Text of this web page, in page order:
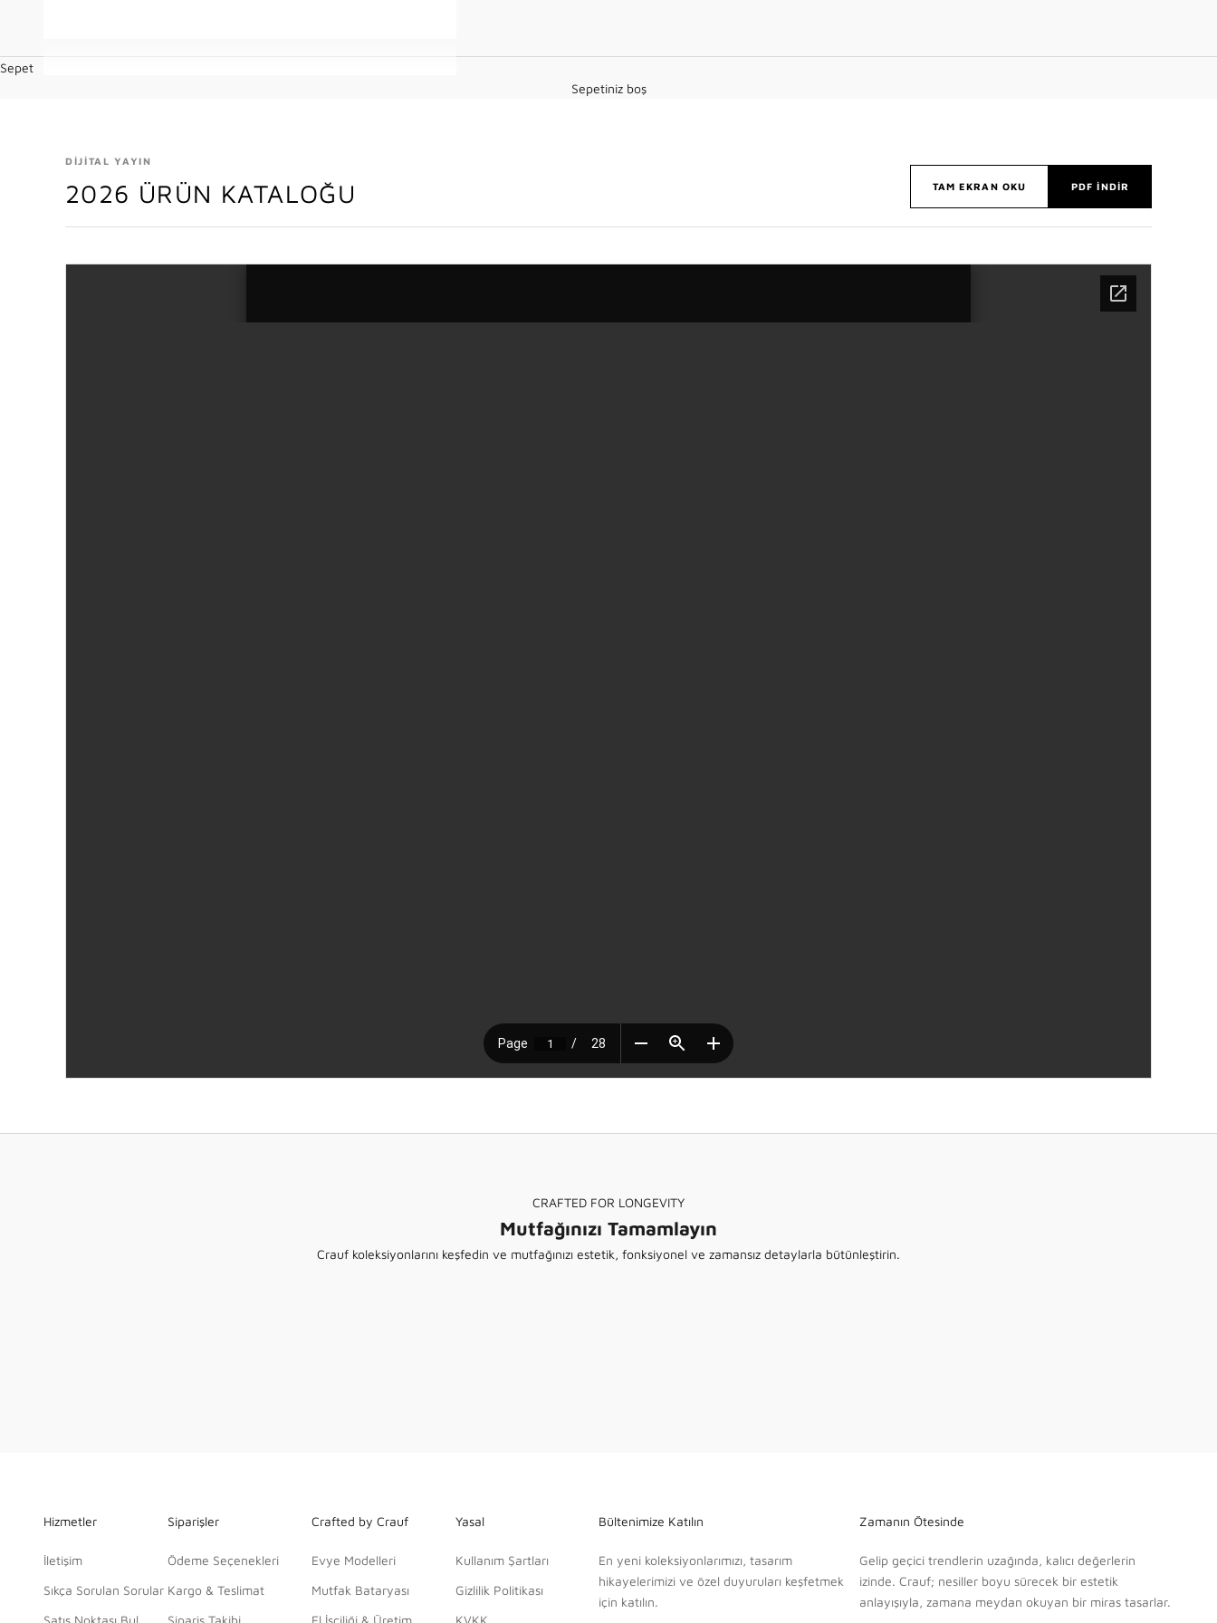
Sepet
Sepetiniz boş
DİJİTAL YAYIN
2026 ÜRÜN KATALOĞU TAM EKRAN OKU PDF İNDIR
CRAFTED FOR LONGEVITY
Mutfağınızı Tamamlayın
Crauf koleksiyonlarını keşfedin ve mutfağınızı estetik, fonksiyonel ve zamansız detaylarla bütünleştirin.
PVD MATCHING
Mutfak Bataryaları
Tamamlayıcı Aksesuarlar
Hizmetler
İletişim
Sıkça Sorulan Sorular
Satış Noktası Bul
Siparişler
Ödeme Seçenekleri
Kargo & Teslimat
Sipariş Takibi
Crafted by Crauf
Evye Modelleri
Mutfak Bataryası
El İşçiliği & Üretim
Yasal
Kullanım Şartları
Gizlilik Politikası
KVKK
Bültenimize Katılın
En yeni koleksiyonlarımızı, tasarım
hikayelerimizi ve özel duyuruları keşfetmek
için katılın.
Zamanın Ötesinde
Gelip geçici trendlerin uzağında, kalıcı değerlerin
izinde. Crauf; nesiller boyu sürecek bir estetik
anlayışıyla, zamana meydan okuyan bir miras tasarlar.